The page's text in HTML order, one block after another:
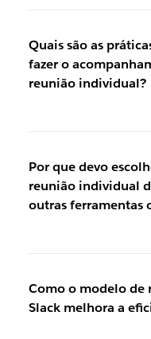
Quais são as
fazer o
reunião individual?
Por que devo
reunião individual
outras ferramentas
Como o modelo
Slack melhora a